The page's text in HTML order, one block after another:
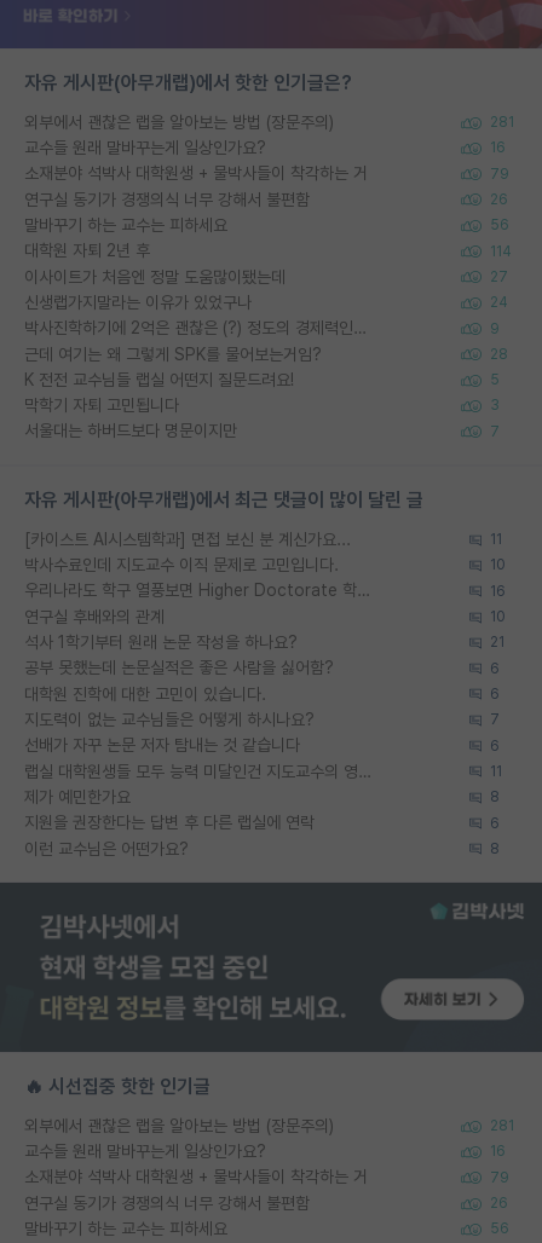
자유 게시판(아무개랩)에서 핫한 인기글은?
외부에서 괜찮은 랩을 알아보는 방법 (장문주의) 281
교수들 원래 말바꾸는게 일상인가요? 16
소재분야 석박사 대학원생 + 물박사들이 착각하는 거 79
연구실 동기가 경쟁의식 너무 강해서 불편함 26
말바꾸기 하는 교수는 피하세요 56
대학원 자퇴 2년 후 114
이사이트가 처음엔 정말 도움많이됐는데 27
신생랩가지말라는 이유가 있었구나 24
박사진학하기에 2억은 괜찮은 (?) 정도의 경제력인가요 9
근데 여기는 왜 그렇게 SPK를 물어보는거임? 28
K 전전 교수님들 랩실 어떤지 질문드려요! 5
막학기 자퇴 고민됩니다 3
서울대는 하버드보다 명문이지만 7
자유 게시판(아무개랩)에서 최근 댓글이 많이 달린 글
[카이스트 AI시스템학과] 면접 보신 분 계신가요... 11
박사수료인데 지도교수 이직 문제로 고민입니다. 10
우리나라도 학구 열풍보면 Higher Doctorate 학위가 필요하다고 봅니다. 16
연구실 후배와의 관계 10
석사 1학기부터 원래 논문 작성을 하나요? 21
공부 못했는데 논문실적은 좋은 사람을 싫어함? 6
대학원 진학에 대한 고민이 있습니다. 6
지도력이 없는 교수님들은 어떻게 하시나요? 7
선배가 자꾸 논문 저자 탐내는 것 같습니다 6
랩실 대학원생들 모두 능력 미달인건 지도교수의 영향 아닌가? 11
제가 예민한가요 8
지원을 권장한다는 답변 후 다른 랩실에 연락 6
이런 교수님은 어떤가요? 8
🔥 시선집중 핫한 인기글
외부에서 괜찮은 랩을 알아보는 방법 (장문주의) 281
교수들 원래 말바꾸는게 일상인가요? 16
소재분야 석박사 대학원생 + 물박사들이 착각하는 거 79
연구실 동기가 경쟁의식 너무 강해서 불편함 26
말바꾸기 하는 교수는 피하세요 56